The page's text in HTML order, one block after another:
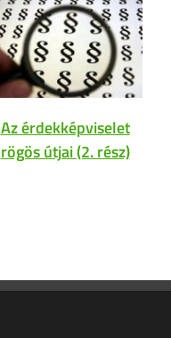
Az érdekképviselet
rögös útjai (2. rész)